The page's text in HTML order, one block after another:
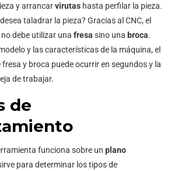
y arrancarvirutas hasta perfilar la pieza.
taladrar la pieza? Gracias al CNC, el
debe utilizar una fresa sino una broca.
y las características de la máquina, el
y broca puede ocurrir en segundos y la
de trabajar.
de
funciona sobre un plano
para determinar los tipos de